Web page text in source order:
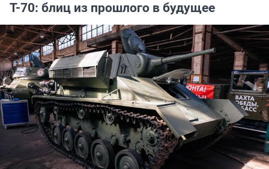
Т-70: блиц из прошлого в будущее